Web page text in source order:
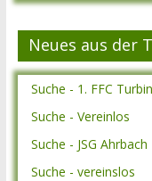
Neues aus der
Suche - 1. FFC
Suche - Vereinlos
Suche - JSG Ahrbach
Suche - vereinslos